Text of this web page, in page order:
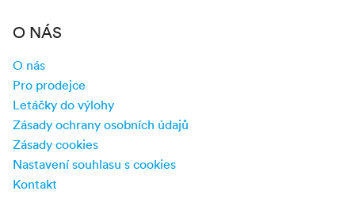
O NÁS
O nás
Pro prodejce
Letáčky do výlohy
Zásady ochrany osobních údajů
Zásady cookies
Nastavení souhlasu s cookies
Kontakt